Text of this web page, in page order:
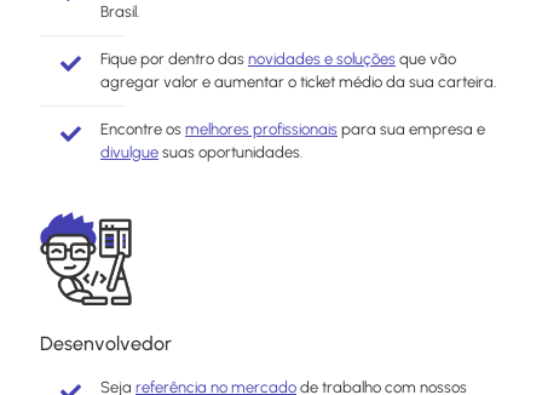
Brasil.
Fique por dentro das novidades e soluções que vão
agregar valor e aumentar o ticket médio da sua carteira.
Encontre os melhores profissionais para sua empresa e
divulgue suas oportunidades.
Desenvolvedor
Seja referência no mercado de trabalho com nossos